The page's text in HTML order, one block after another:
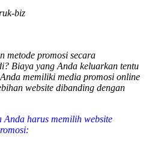
metode promosi secara
Biaya yang Anda keluarkan tentu
memiliki media promosi online
website dibanding dengan
Anda harus memilih website